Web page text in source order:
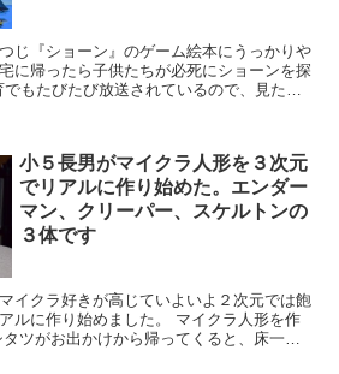
じ『ショーン』のゲーム絵本にうっかりや
に帰ったら子供たちが必死にショーンを探
小５長男がマイクラ人形を３次元
でリアルに作り始めた。エンダー
マン、クリーパー、スケルトンの
３体です
イクラ好きが高じていよいよ２次元では飽
始めました。 マイクラ人形を作